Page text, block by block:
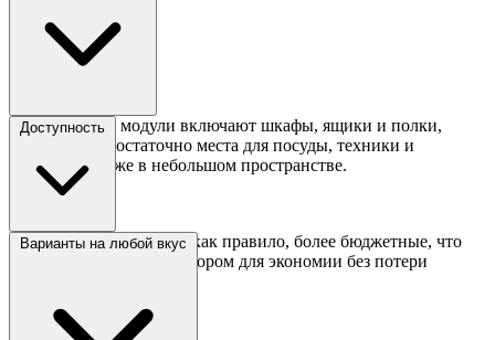
Продуманные модули включают шкафы, ящики и полки,
обеспечивая достаточно места для посуды, техники и
продуктов, даже в небольшом пространстве.
Доступность
Готовые кухни 2 метра, как правило, более бюджетные, что
делает их отличным выбором для экономии без потери
Варианты на любой вкус